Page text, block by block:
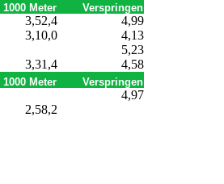
1000 Meter Verspringen
3,52,4
4,99
3,10,0
4,13
5,23
3,31,4 4,58
1000 Meter Verspringen
4,97
2,58,2